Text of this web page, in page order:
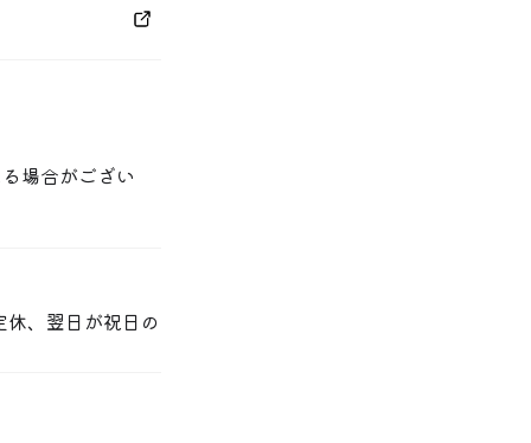
い。
場合がござい
、翌日が祝日の